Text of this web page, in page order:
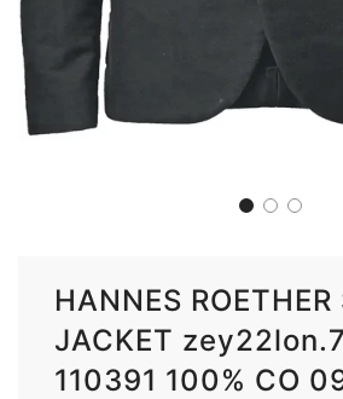
HANNES ROETHER
JACKET
110391 100% CO